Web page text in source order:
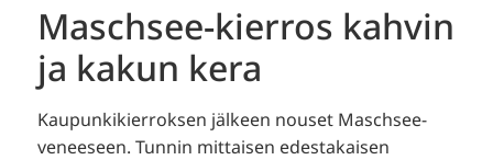
Maschsee-kierros kahvin
ja kakun kera
Kaupunkikierroksen jälkeen nouset Maschsee-
veneeseen. Tunnin mittaisen edestakaisen